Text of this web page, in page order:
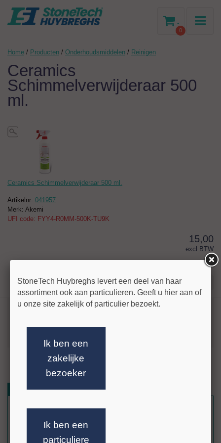
0
-
Home / Producten / Onderhoudsmiddelen / Reinigen
Ceramics
Schimmelverwijderaar 500
ml.
Ceramics Schimmelverwijderaar 500 ml.
Artikelnr: 041957
Merk: Akemi
UFI code: FYY4-R0MM-500K-TU9K
15,00
excl BTW
incl BTW
Stel uw vraag!
UFI code K00M-0D6N-G01M-NCJY
Akemi Schimmelverwijderaar
Schimmelverwijderaar.
chloorverbindingen, waardoor het schimmels effectief verwijdert uit
cement- en siliconenvoegen in sanitaire ruimtes en van natuursteen,
metselwerk, pleisterwerk en andere minerale ondergronden.
Gerelateerde artikelen Reviews
StoneTech Huybreghs levert een deel van haar
assortiment ook aan particulieren. Geeft u hier aan of
u onze site zakelijk of particulier bezoekt.
Ik ben een
zakelijke
bezoeker
Ik ben een
particuliere